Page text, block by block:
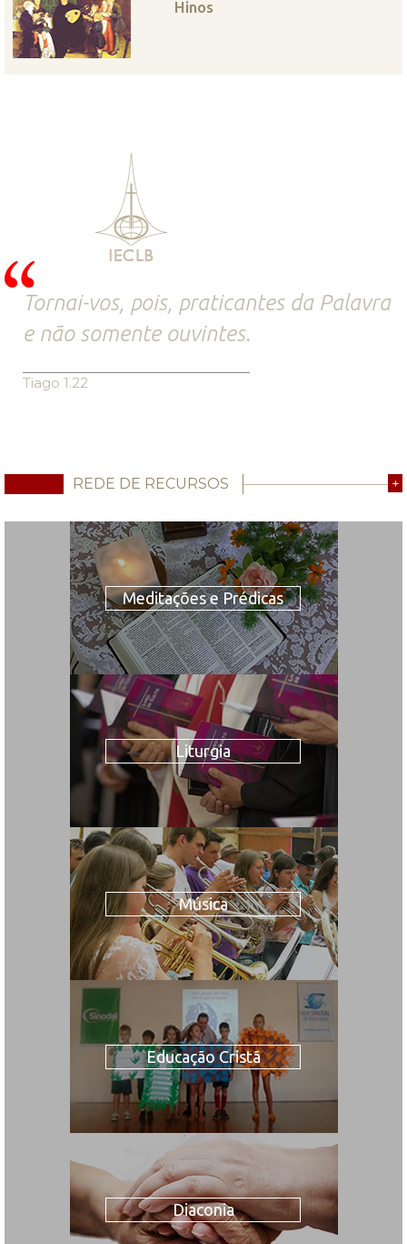
Hinos
Tornai-vos, pois, praticantes da Palavra
e não somente ouvintes.
Tiago 1.22
REDE DE RECURSOS +
Meditações e Prédicas
Liturgia
Música
Educação Cristã
Diaconia